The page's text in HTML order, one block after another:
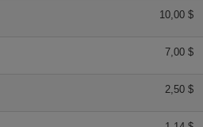
10,00 $
7,00 $
2,50 $